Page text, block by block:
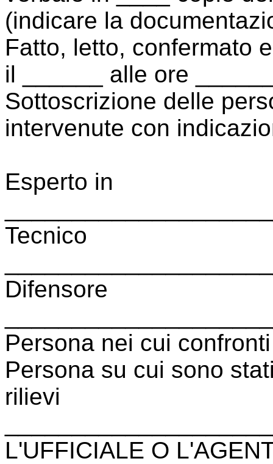
(indicare la
Fatto, letto, confermato
il ______ alle ore
Sottoscrizione delle
intervenute con
Esperto in
Tecnico
Difensore
Persona nei cui
Persona su cui sono
rilievi
L'UFFICIALE O